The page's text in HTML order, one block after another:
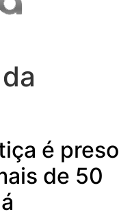
é preso
de 50